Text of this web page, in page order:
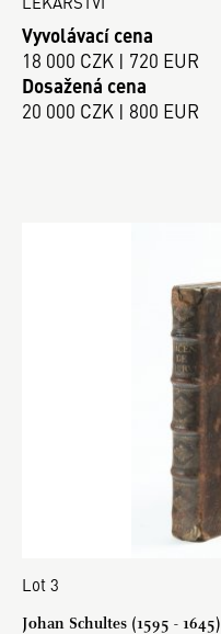
Vyvolávací cena
18 000 CZK | 720 EUR
Dosažená cena
20 000 CZK | 800 EUR
Lot 3
Johan Schultes (1595 - 1645)